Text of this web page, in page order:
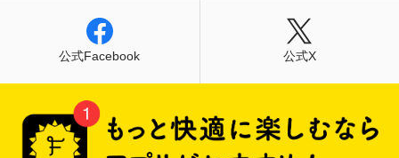
公式Facebook 公式X